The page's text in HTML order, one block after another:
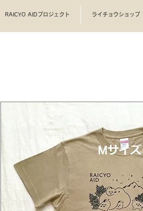
RAICYO AIDプロジェクト ライチョウショップ